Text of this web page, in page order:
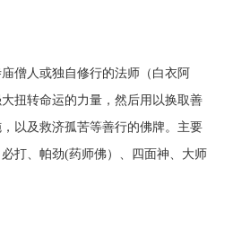
僧人或独自修行的法师（白衣阿
扭转命运的力量，然后用以换取善
以及救济孤苦等善行的佛牌。主要
打、帕劲(药师佛）、四面神、大师